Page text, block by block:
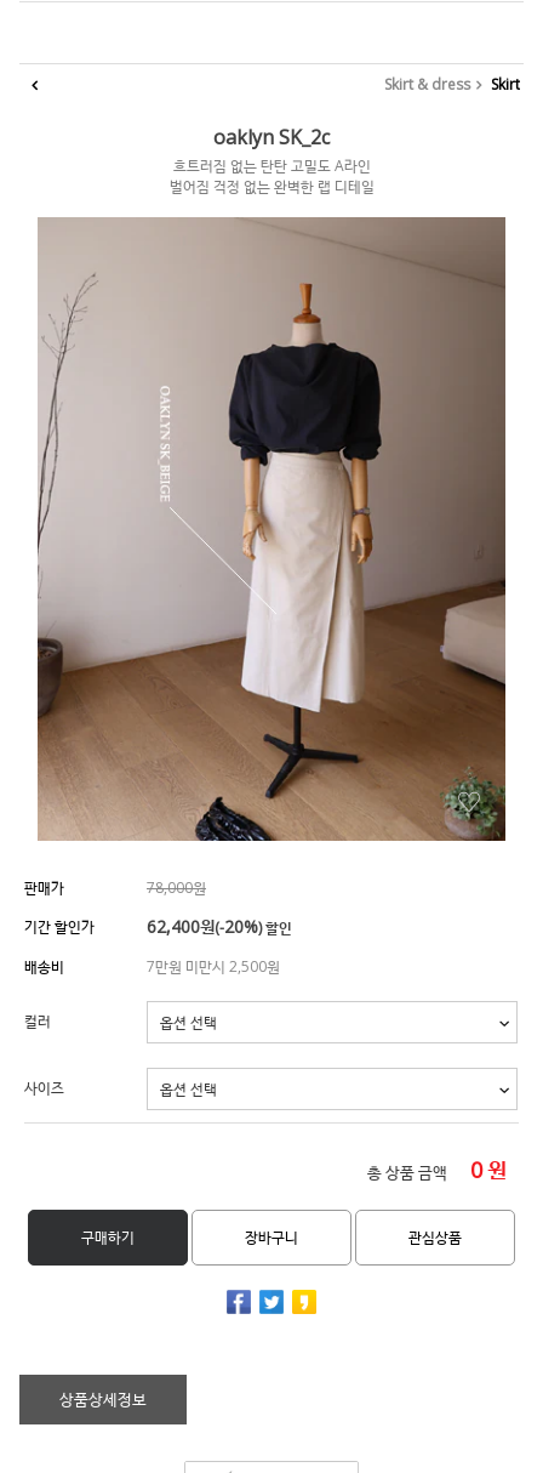
Skirt & dress Skirt
oaklyn SK_2c
흐트러짐 없는 탄탄 고밀도 A라인
벌어짐 걱정 없는 완벽한 랩 디테일
판매가
78,000원
기간 할인가
62,400원(-20%) 할인
배송비
7만원 미만시 2,500원
컬러
사이즈
총 상품 금액 0원
구매하기 장바구니 관심상품
상품상세정보